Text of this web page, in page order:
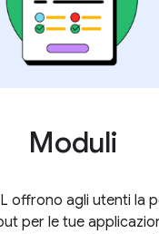
Moduli
offrono agli utenti la
per le tue